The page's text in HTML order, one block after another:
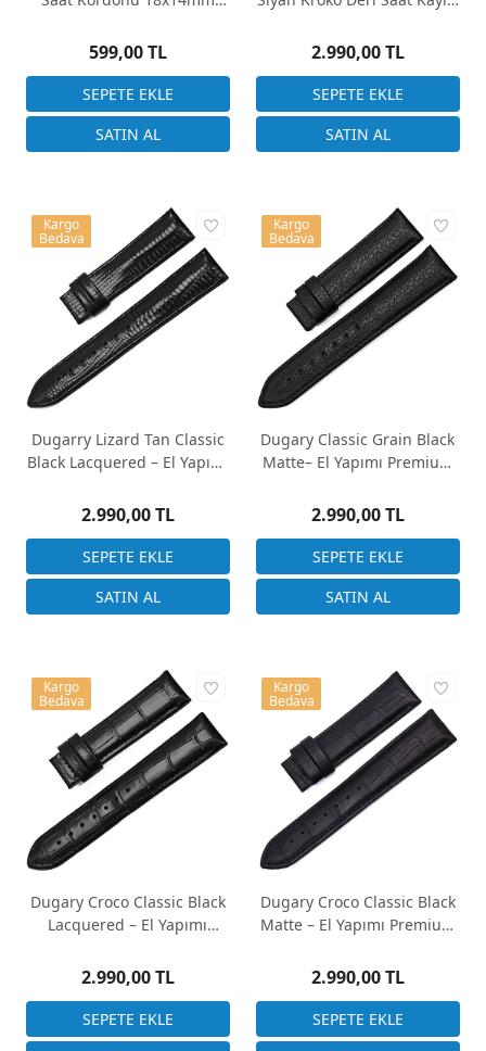
599,00 TL 2.990,00 TL
Dugarry Lizard Tan Classic
Black Lacquered – El Yapımı
2.990,00 TL
Kargo
Bedava
Dugary Classic Grain Black
Matte– El Yapımı Premium
2.990,00 TL
Kargo
Bedava
Dugary Croco Classic Black
Lacquered – El Yapımı
2.990,00 TL
Kargo
Bedava
Dugary Croco Classic Black
Matte – El Yapımı Premium
2.990,00 TL
Kargo
Bedava